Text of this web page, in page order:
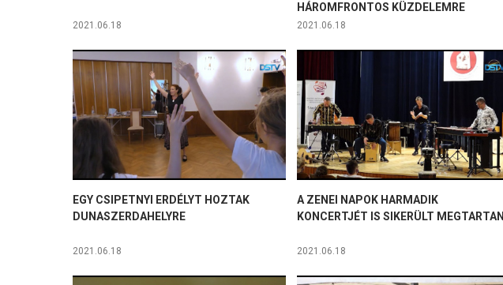
2021.06.18
HÁROMFRONTOS KÜZDELEMRE
2021.06.18
EGY CSIPETNYI ERDÉLYT HOZTAK
DUNASZERDAHELYRE
2021.06.18
A ZENEI NAPOK HARMADIK
KONCERTJÉT IS SIKERÜLT MEGTARTANI
2021.06.18